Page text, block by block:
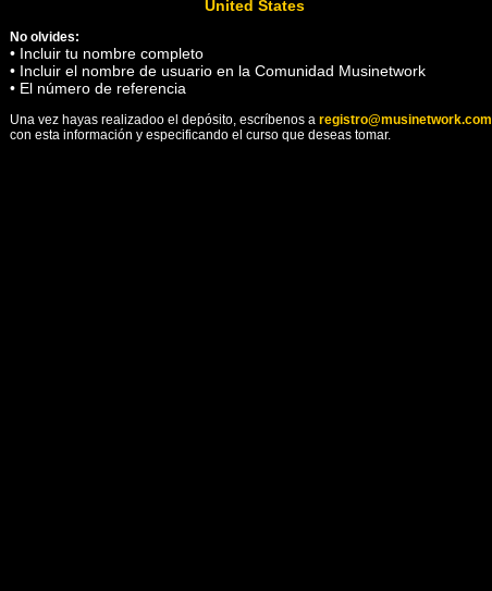
United States
No olvides:
• Incluir tu nombre completo
• Incluir el nombre de usuario en la Comunidad Musinetwork
• El número de referencia
Una vez hayas realizadoo el depósito, escríbenos a registro@musinetwork.com
con esta información y especificando el curso que deseas tomar.